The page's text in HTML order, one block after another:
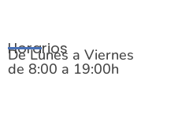
Horarios
De Lunes a Viernes
de 8:00 a 19:00h